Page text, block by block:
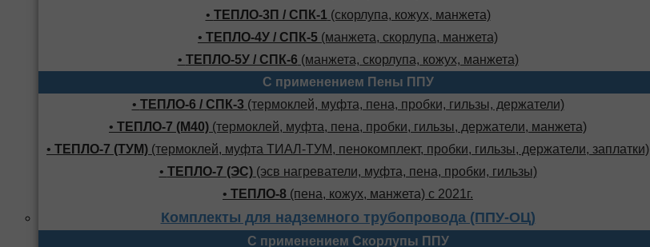
• ТЕПЛО-3П / СПК-1 (скорлупа, кожух, манжета)
• ТЕПЛО-4У / СПК-5 (манжета, скорлупа, манжета)
• ТЕПЛО-5У / СПК-6 (манжета, скорлупа, кожух, манжета)
С применением Пены ППУ
• ТЕПЛО-6 / СПК-3 (термоклей, муфта, пена, пробки, гильзы, держатели)
• ТЕПЛО-7 (М40) (термоклей, муфта, пена, пробки, гильзы, держатели, манжета)
• ТЕПЛО-7 (ТУМ) (термоклей, муфта ТИАЛ-ТУМ, пенокомплект, пробки, гильзы, держатели, заплатки)
• ТЕПЛО-7 (ЭС)(эсв нагреватели, муфта, пена, пробки, гильзы)
• ТЕПЛО-8 (пена, кожух, манжета) с 2021г.
Комплекты для надземного трубопровода (ППУ-ОЦ)
С применением Скорлупы ППУ